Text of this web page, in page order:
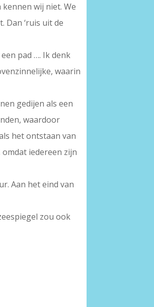
wij niet. We
Dan ‘ruis uit de
pad …. Ik denk
waarin
gedijen als een
waardoor
het ontstaan van
iedereen zijn
Aan het eind van
zou ook